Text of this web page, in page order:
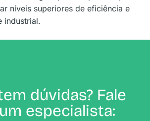
níveis superiores de eficiência e
industrial.
dúvidas? Fale
especialista: